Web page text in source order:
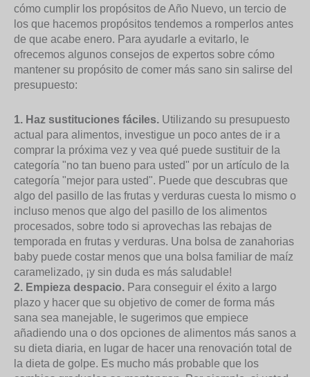
cómo cumplir los propósitos de Año Nuevo, un tercio de
los que hacemos propósitos tendemos a romperlos antes
de que acabe enero. Para ayudarle a evitarlo, le
ofrecemos algunos consejos de expertos sobre cómo
mantener su propósito de comer más sano sin salirse del
presupuesto:
1. Haz sustituciones fáciles. Utilizando su presupuesto
actual para alimentos, investigue un poco antes de ir a
comprar la próxima vez y vea qué puede sustituir de la
categoría "no tan bueno para usted" por un artículo de la
categoría "mejor para usted". Puede que descubras que
algo del pasillo de las frutas y verduras cuesta lo mismo o
incluso menos que algo del pasillo de los alimentos
procesados, sobre todo si aprovechas las rebajas de
temporada en frutas y verduras. Una bolsa de zanahorias
baby puede costar menos que una bolsa familiar de maíz
caramelizado, ¡y sin duda es más saludable!
2. Empieza despacio. Para conseguir el éxito a largo
plazo y hacer que su objetivo de comer de forma más
sana sea manejable, le sugerimos que empiece
añadiendo una o dos opciones de alimentos más sanos a
su dieta diaria, en lugar de hacer una renovación total de
la dieta de golpe. Es mucho más probable que los